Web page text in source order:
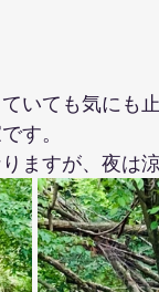
いても気にも
す。
ますが、夜は